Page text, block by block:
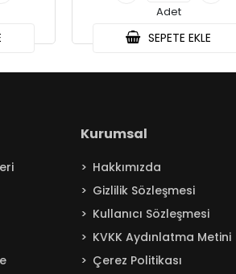
Adet
SEPETE EKLE
Kurumsal
Hakkımızda
Gizlilik Sözleşmesi
Kullanıcı Sözleşmesi
KVKK Aydınlatma Metini
Çerez Politikası